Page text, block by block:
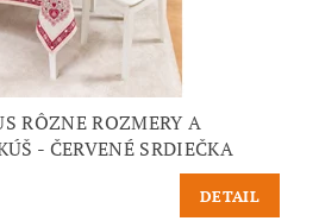
RÔZNE ROZMERY A
- ČERVENÉ SRDIEČKA
DETAIL